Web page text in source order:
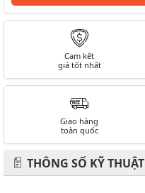
Cam kết
giá tốt nhất
Giao hàng
toàn quốc
THÔNG SỐ KỸ THUẬT